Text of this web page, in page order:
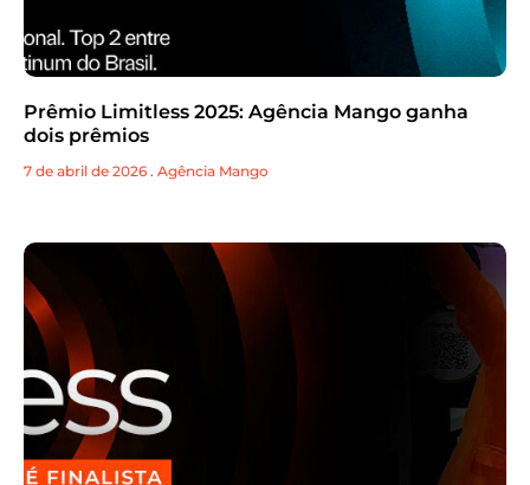
Prêmio Limitless 2025: Agência Mango ganha
dois prêmios
7 de abril de 2026 . Agência Mango